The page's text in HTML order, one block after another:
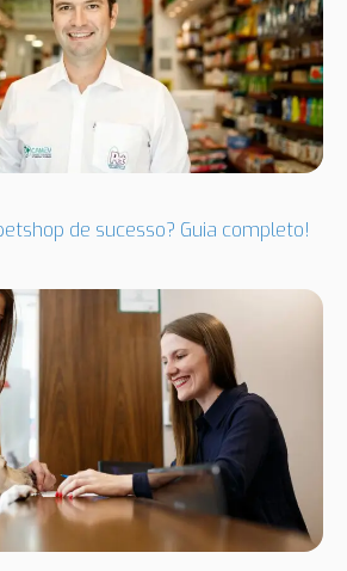
de sucesso? Guia completo!